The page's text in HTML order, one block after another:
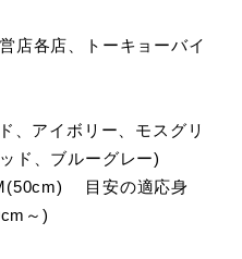
店各店、トーキョーバイ
、アイボリー、モスグリ
ド、ブルーグレー)
目安の適応身
～)